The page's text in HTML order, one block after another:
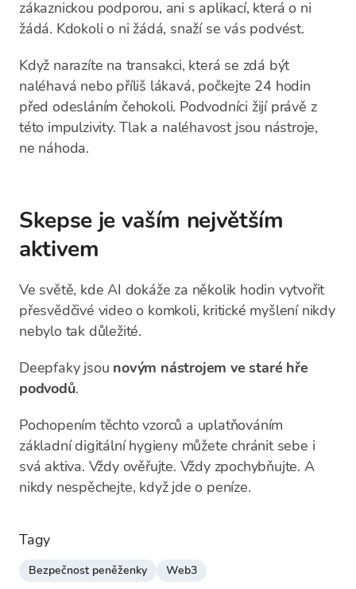
zákaznickou podporou, ani s aplikací, která o ni
žádá. Kdokoli o ni žádá, snaží se vás podvést.
Když narazíte na transakci, která se zdá být
naléhavá nebo příliš lákavá, počkejte 24 hodin
před odesláním čehokoli. Podvodníci žijí právě z
této impulzivity. Tlak a naléhavost jsou nástroje,
ne náhoda.
Skepse je vaším největším
aktivem
Ve světě, kde AI dokáže za několik hodin vytvořit
přesvědčivé video o komkoli, kritické myšlení nikdy
nebylo tak důležité.
Deepfaky jsou novým nástrojem ve staré hře
podvodů.
Pochopením těchto vzorců a uplatňováním
základní digitální hygieny můžete chránit sebe i
svá aktiva. Vždy ověřujte. Vždy zpochybňujte. A
nikdy nespěchejte, když jde o peníze.
Tagy
Bezpečnost peněženky Web3